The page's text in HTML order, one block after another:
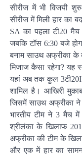
सीरीज में भी विजयी
सीरीज में मिली हार का
SA का पहला टी20 मैच
जबकि टॉस 6:30 बजे
बनाम साउथ अफ्रीका
मिजाज कैसा रहेगा? यह
यहां अब तक कुल
शामिल है। आखिरी
जिसमें साउथ अफ्रीका ने
भारतीय टीम ने 3 मैच
श्रीलंका के खिलाफ
अफ्रीका की टीम के
और एक में हार का